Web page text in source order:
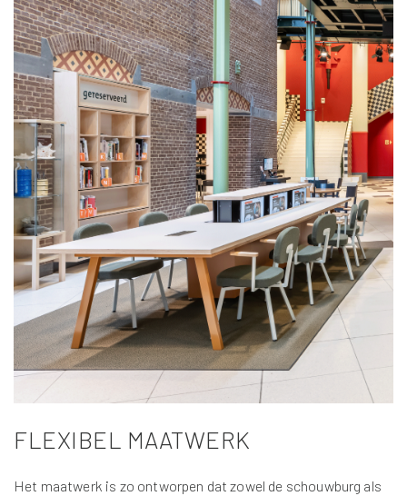
FLEXIBEL MAATWERK
Het maatwerk is zo ontworpen dat zowel de schouwburg als